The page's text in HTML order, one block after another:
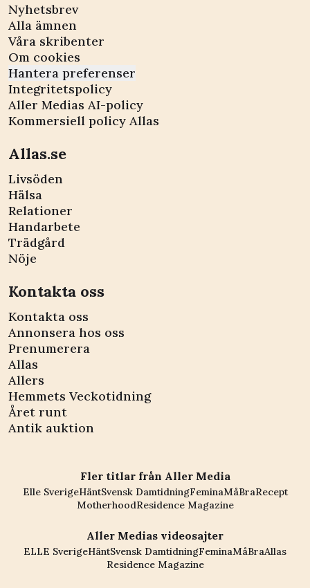
Nyhetsbrev
Alla ämnen
Våra skribenter
Om cookies
Hantera preferenser
Integritetspolicy
Aller Medias AI-policy
Kommersiell policy Allas
Allas.se
Livsöden
Hälsa
Relationer
Handarbete
Trädgård
Nöje
Kontakta oss
Kontakta oss
Annonsera hos oss
Prenumerera
Allas
Allers
Hemmets Veckotidning
Året runt
Antik auktion
Fler titlar från Aller Media
Elle SverigeHäntSvensk DamtidningFeminaMåBraRecept
MotherhoodResidence Magazine
Aller Medias videosajter
ELLE SverigeHäntSvensk DamtidningFeminaMåBraAllas
Residence Magazine